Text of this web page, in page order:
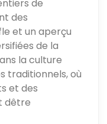
de
des
et un aperçu
de la
la culture
traditionnels, où
et des
dêtre